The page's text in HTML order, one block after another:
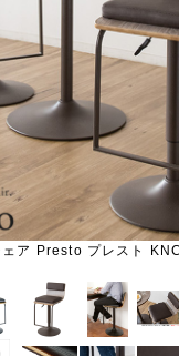
ェア Presto プレスト